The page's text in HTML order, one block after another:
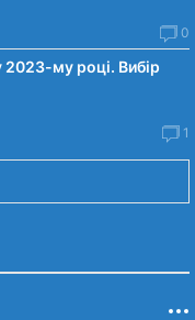
0
2023-му році. Вибiр
1